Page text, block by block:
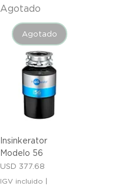
Agotado
Agotado
Insinkerator
Modelo 56
Precio
USD 377.68
IGV incluido